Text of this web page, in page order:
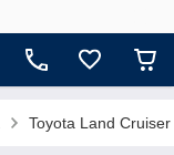
Toyota Land